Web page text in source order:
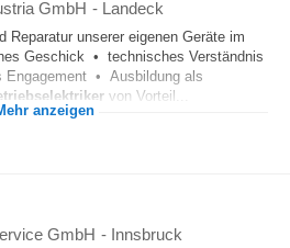
GmbH - Landeck
Reparatur unserer eigenen Geräte im
Geschick • technisches Verständnis
Engagement • Ausbildung als
von Vorteil...
anzeigen
GmbH - Innsbruck